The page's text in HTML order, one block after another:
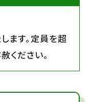
ます。定員を超
ください。